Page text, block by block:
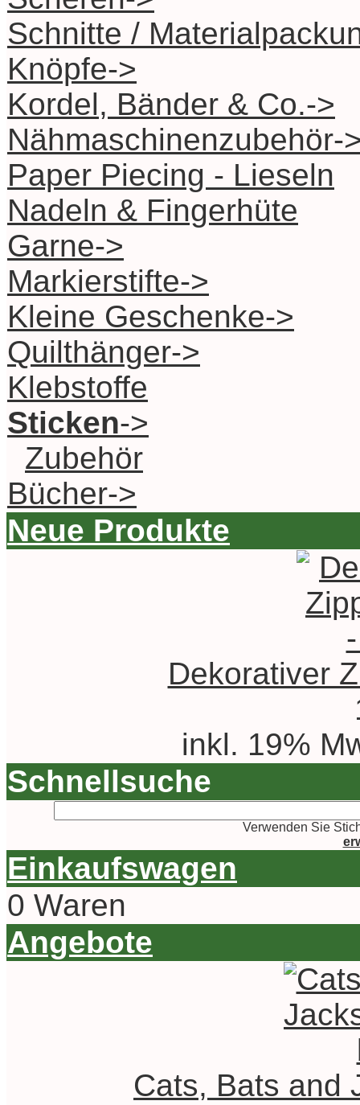
Schnitte /
Knöpfe->
Kordel, Bänder & Co.->
Nähmaschinenzubehör-
Paper Piecing - Lieseln
Nadeln & Fingerhüte
Garne->
Markierstifte->
Kleine Geschenke->
Quilthänger->
Klebstoffe
Sticken->
Zubehör
Bücher->
Neue Produkte
Dekorativer
inkl. 19%
Schnellsuche
Verwenden Sie
Einkaufswagen
0 Waren
Angebote
Cats, Bats and